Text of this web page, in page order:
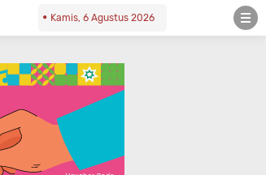
Kamis, 6 Agustus 2026